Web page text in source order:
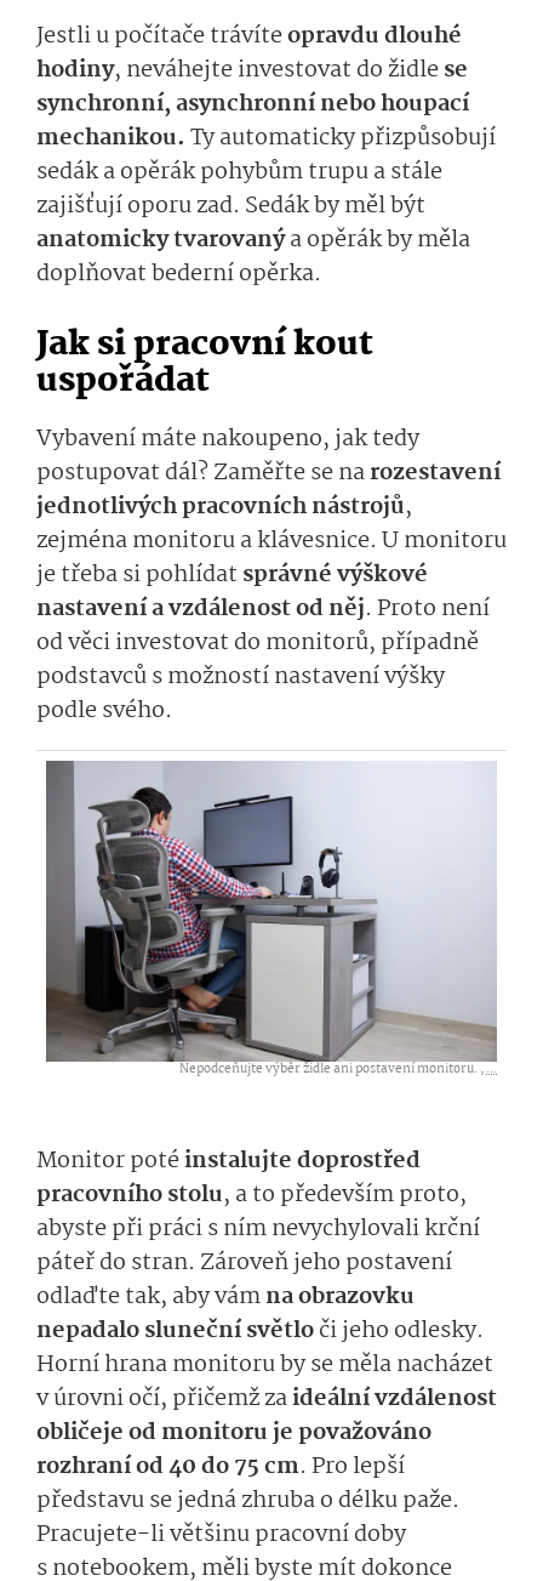
Jestli u počítače trávíteopravdu dlouhé
hodiny, neváhejte investovat do židlese
synchronní, asynchronní nebo houpací
mechanikou. Ty automaticky přizpůsobují
sedák a opěrák pohybům trupu a stále
zajišťují oporu zad. Sedák by měl být
anatomicky tvarovanýa opěrák by měla
doplňovat bederní opěrka.
Jak si pracovní kout
uspořádat
Vybavení máte nakoupeno, jak tedy
postupovat dál? Zaměřte se narozestavení
jednotlivých pracovních nástrojů,
zejména monitoru a klávesnice. U monitoru
je třeba si pohlídat správné výškové
nastavení a vzdálenost od něj. Proto není
od věci investovat do monitorů, případně
podstavců s možností nastavení výšky
podle svého.
Nepodceňujte výběr židle ani postavení monitoru. ,...
Monitor potéinstalujte doprostřed
pracovního stolu, a to především proto,
abyste při práci s ním nevychylovali krční
páteř do stran. Zároveň jeho postavení
odlaďte tak, aby vámna obrazovku
nepadalo sluneční světloči jeho odlesky.
Horní hrana monitoru by se měla nacházet
v úrovni očí, přičemž zaideální vzdálenost
obličeje od monitoru je považováno
rozhraní od 40 do 75 cm. Pro lepší
představu se jedná zhruba o délku paže.
Pracujete-li většinu pracovní doby
s notebookem, měli byste mít dokonce